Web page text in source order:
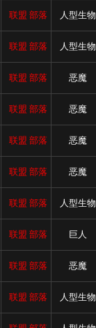
联盟 部落 人型生物
联盟 部落 人型生物
联盟 部落 恶魔
联盟 部落 恶魔
联盟 部落 恶魔
联盟 部落 恶魔
联盟 部落 人型生物
联盟 部落 巨人
联盟 部落 恶魔
联盟 部落 人型生物